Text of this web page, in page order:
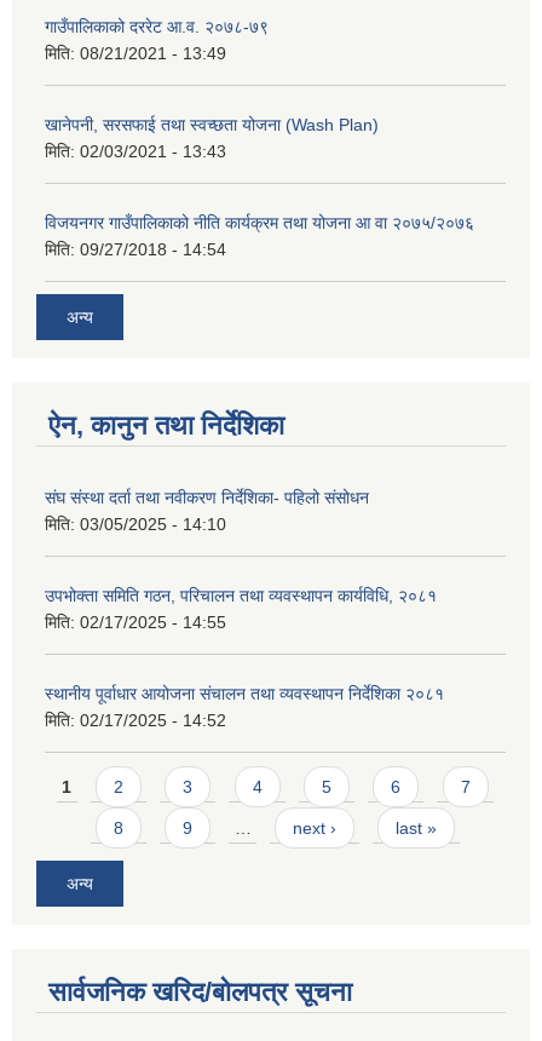
गाउँपालिकाको दररेट आ.व. २०७८-७९
मिति: 08/21/2021 - 13:49
खानेपनी, सरसफाई तथा स्वच्छता योजना (Wash Plan)
मिति: 02/03/2021 - 13:43
विजयनगर गाउँपालिकाको नीति कार्यक्रम तथा योजना आ वा २०७५/२०७६
मिति: 09/27/2018 - 14:54
अन्य
ऐन, कानुन तथा निर्देशिका
संघ संस्था दर्ता तथा नवीकरण निर्देशिका- पहिलो संसोधन
मिति: 03/05/2025 - 14:10
उपभोक्ता समिति गठन, परिचालन तथा व्यवस्थापन कार्यविधि, २०८१
मिति: 02/17/2025 - 14:55
स्थानीय पूर्वाधार आयोजना संचालन तथा व्यवस्थापन निर्देशिका २०८१
मिति: 02/17/2025 - 14:52
Pages
1 2 3 4 5 6 7
8 9 next › last »
अन्य
सार्वजनिक खरिद/बोलपत्र सूचना